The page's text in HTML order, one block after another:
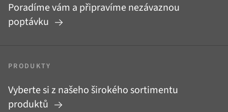
Poradíme vám a připravíme nezávaznou
poptávku
PRODUKTY
Vyberte si z našeho širokého sortimentu
produktů